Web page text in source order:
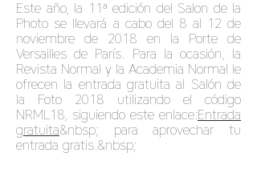
Este año, la 11ª edición del Salon de la
Photo se llevará a cabo del 8 al 12 de
noviembre de 2018 en la Porte de
Versailles de París. Para la ocasión, la
Revista Normal y la Academia Normal le
ofrecen la entrada gratuita al Salón de
la Foto 2018 utilizando el código
NRML18, siguiendo este enlace:Entrada
gratuita&nbsp; para aprovechar tu
entrada gratis.&nbsp;